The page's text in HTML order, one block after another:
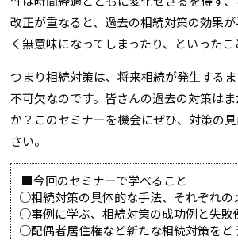
改正が重なると、過去の相続対策の効果
く無意味になってしまったり、といったこ
つまり相続対策は、将来相続が発生する
不可欠なのです。皆さんの過去の対策は
か？このセミナーを機会にぜひ、対策の
さい。
■今回のセミナーで学べること
○相続対策の具体的な手法、それぞれの
○事例に学ぶ、相続対策の成功例と失敗
○配偶者居住権など新たな相続対策をど